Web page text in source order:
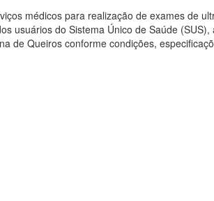
médicos para realização de exames de
usuários do Sistema Único de Saúde
de Queiros conforme condições,